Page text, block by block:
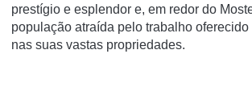
prestígio e esplendor e, em redor do
população atraída pelo trabalho
nas suas vastas propriedades.